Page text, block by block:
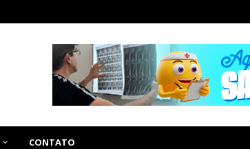
CONTATO